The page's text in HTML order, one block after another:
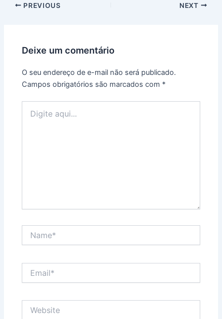
Post
PREVIOUS NEXT
Deixe um comentário
O seu endereço de e-mail não será publicado.
Campos obrigatórios são marcados com *
aqui...